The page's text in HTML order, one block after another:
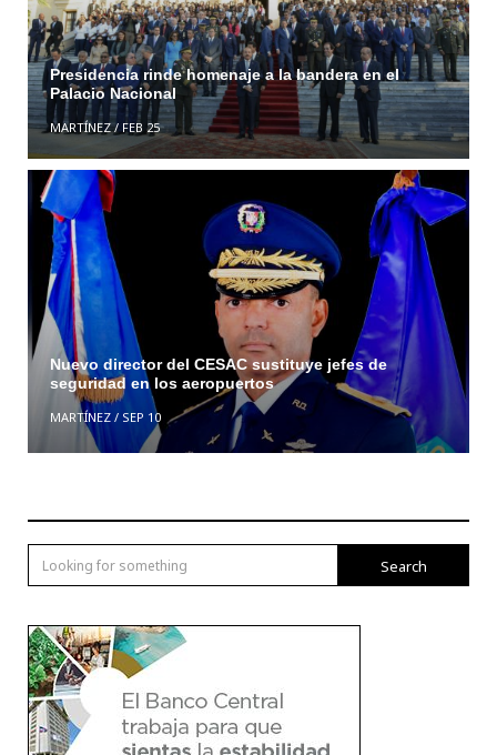
Presidencia rinde homenaje a la bandera en el
Palacio Nacional
MARTÍNEZ/ FEB 25
Nuevo director del CESAC sustituye jefes de
seguridad en los aeropuertos
MARTÍNEZ/ SEP 10
Search